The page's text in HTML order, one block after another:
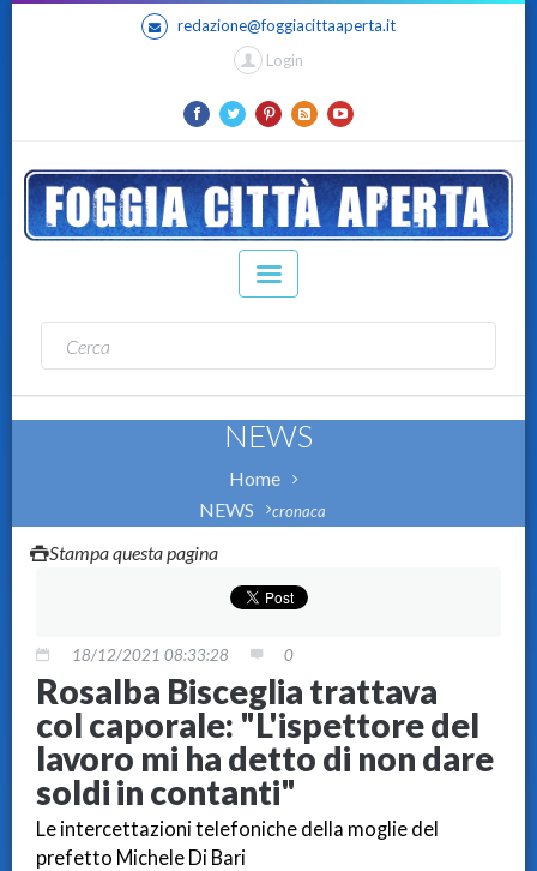
redazione@foggiacittaaperta.it
Login
NEWS
Home
NEWS
cronaca
Stampa questa pagina
18/12/2021 08:33:28 0
Rosalba Bisceglia trattava
col caporale: "L'ispettore del
lavoro mi ha detto di non dare
soldi in contanti"
Le intercettazioni telefoniche della moglie del
prefetto Michele Di Bari